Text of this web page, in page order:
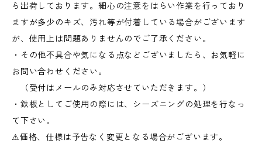
ら出荷しております。細心の注意をはらい作業を行っており
ますが多少のキズ、汚れ等が付着している場合がございます
が、使用上は問題ありませんのでご了承ください。
・その他不具合や気になる点などございましたら、お気軽に
お問い合わせください。
（受付はメールのみ対応させていただきます。）
・鉄板としてご使用の際には、シーズニングの処理を行なっ
て下さい。
⚠︎価格、仕様は予告なく変更となる場合がございます。